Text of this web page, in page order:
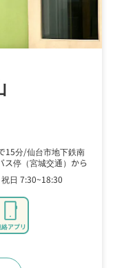
15分 仙台市地下鉄南
ス停（宮城交通）から
祝日 7:30~18:30
アプリ